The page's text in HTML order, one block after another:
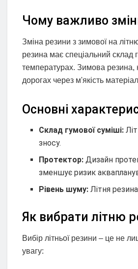
Чому важливо
Зміна резини з зимової на
резина має спеціальний склад
температурах. Зимова резина,
дорогах через м'якість
Основні
Склад гумової суміші:
зносу.
Протектор: Дизайн
зменшує ризик
Рівень шуму: Літня
Як вибрати літню
Вибір літньої резини – це не
увагу: